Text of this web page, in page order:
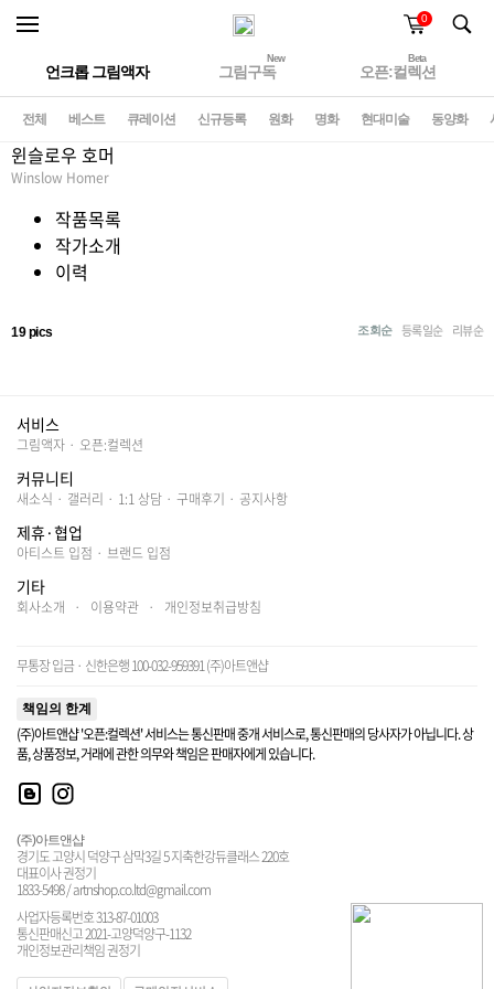
0
언크롭 그림액자
New
그림구독
Beta
오픈:컬렉션
전체 베스트 큐레이션 신규등록 원화 명화 현대미술 동양화
윈슬로우 호머
Winslow Homer
작품목록
작가소개
이력
19 pics 조회순 등록일순 리뷰순
서비스
그림액자 · 오픈:컬렉션
커뮤니티
새소식 · 갤러리 · 1:1 상담 · 구매후기 · 공지사항
제휴·협업
아티스트 입점 · 브랜드 입점
기타
회사소개 · 이용약관 · 개인정보취급방침
무통장 입금 · 신한은행 100-032-959391 (주)아트앤샵
책임의 한계
(주)아트앤샵 '오픈:컬렉션' 서비스는 통신판매 중개 서비스로, 통신판매의 당사자가 아닙니다. 상
품, 상품정보, 거래에 관한 의무와 책임은 판매자에게 있습니다.
(주)아트앤샵
경기도 고양시 덕양구 삼막3길 5 지축한강듀클래스 220호
대표이사 권정기
1833-5498 / artnshop.co.ltd@gmail.com
사업자등록번호 313-87-01003
통신판매신고 2021-고양덕양구-1132
개인정보관리책임 권정기